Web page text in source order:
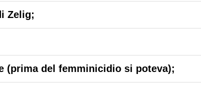
Zelig;
(prima del femminicidio si poteva);